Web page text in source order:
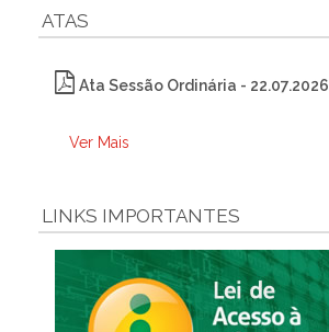
ATAS
Ata Sessão Ordinária - 22.07.2026
Ver Mais
LINKS IMPORTANTES